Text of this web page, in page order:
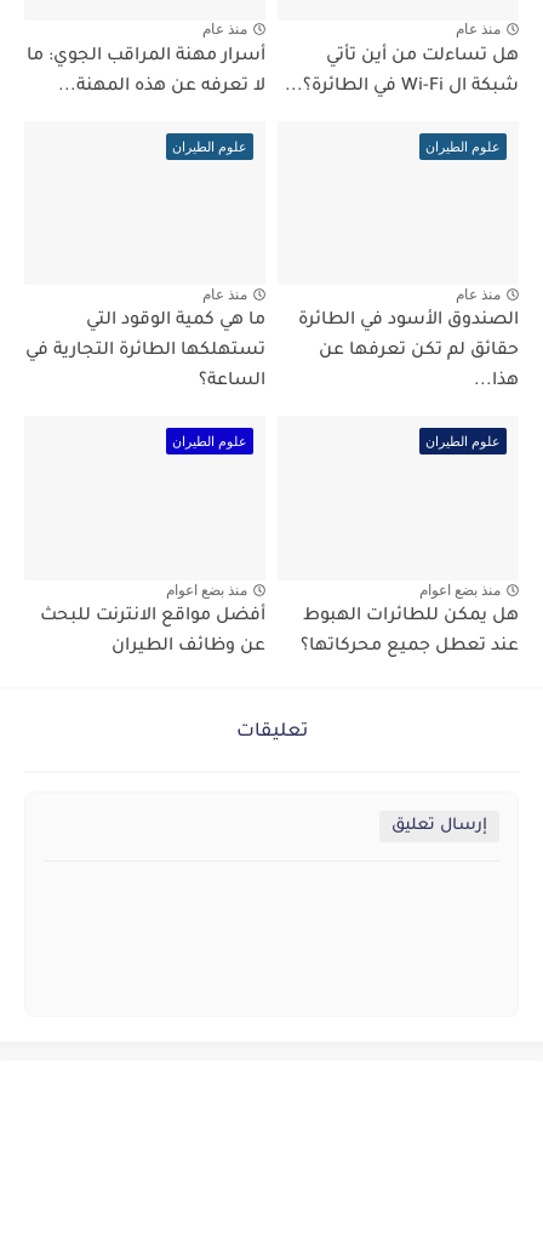
منذ عام
هل تساءلت من أين تأتي
شبكة ال Wi-Fi في الطائرة؟...
منذ عام
أسرار مهنة المراقب الجوي: ما
لا تعرفه عن هذه المهنة...
علوم الطيران
منذ عام
الصندوق الأسود في الطائرة
حقائق لم تكن تعرفها عن
هذا...
علوم الطيران
منذ عام
ما هي كمية الوقود التي
تستهلكها الطائرة التجارية في
الساعة؟
علوم الطيران
منذ بضع اعوام
هل يمكن للطائرات الهبوط
عند تعطل جميع محركاتها؟
علوم الطيران
منذ بضع اعوام
أفضل مواقع الانترنت للبحث
عن وظائف الطيران
تعليقات
إرسال تعليق